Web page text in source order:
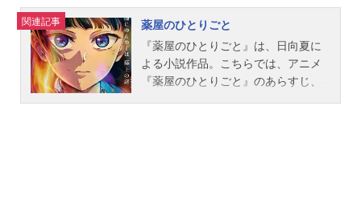
関連記事
薬屋のひとりごと
『薬屋のひとりごと』は、日向夏に
よる小説作品。こちらでは、アニメ
『薬屋のひとりごと』のあらすじ、